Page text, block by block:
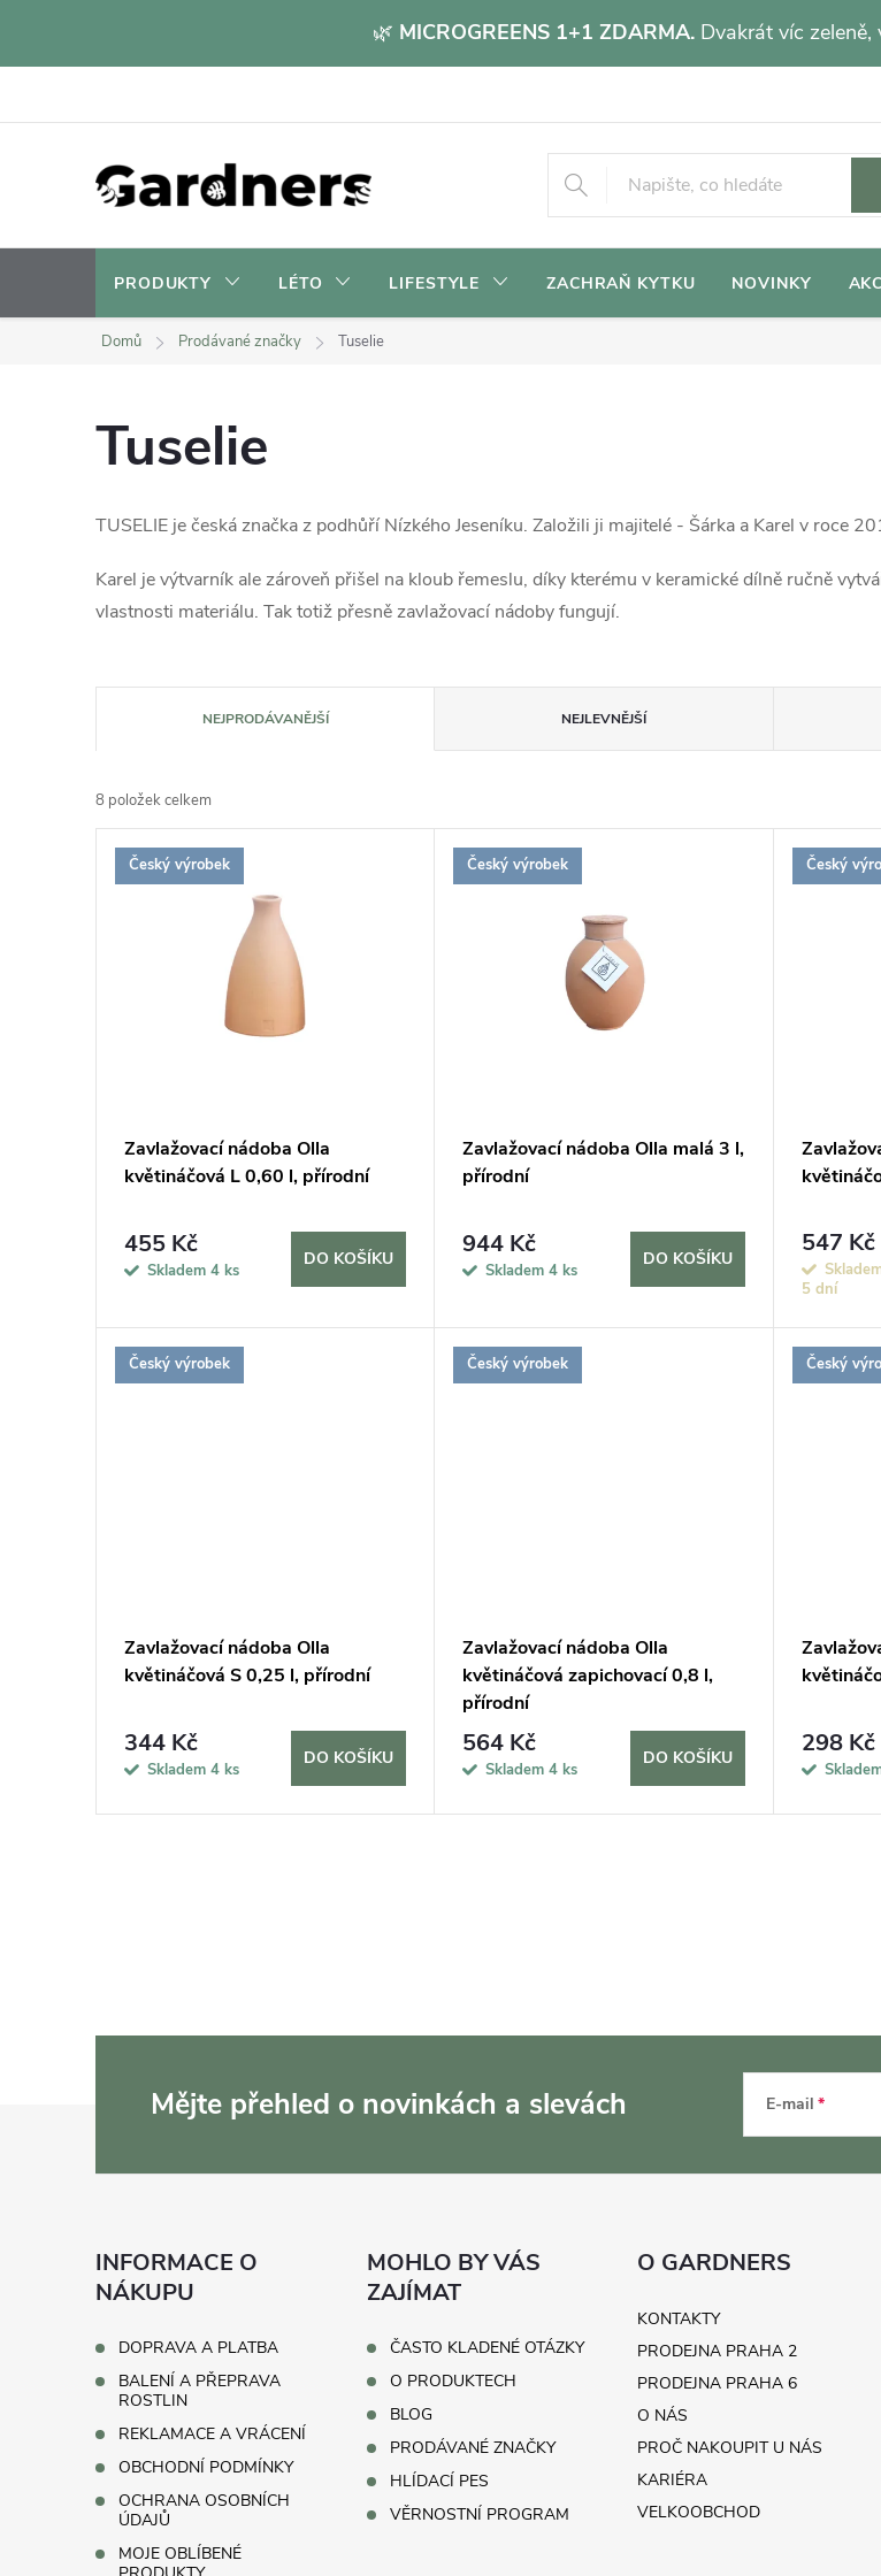
🌿 MICROGREENS 1+1 ZDARMA. Dvakrát víc
PRODUKTY LÉTO LIFESTYLE ZACHRAŇ KYTKU NOVINKY
Domů Prodávané značky Tuselie
Tuselie
TUSELIE je česká značka z podhůří Nízkého Jeseníku. Založili ji majitelé - Šárka a Karel v roce
Karel je výtvarník ale zároveň přišel na kloub řemeslu, díky kterému v keramické dílně ručně
vlastnosti materiálu. Tak totiž přesně zavlažovací nádoby fungují.
a
z
e
k
NEJPRODÁVANĚJŠÍ NEJLEVNĚJŠÍ
8 položek celkem
V
d
u
Český výrobek
Zavlažovací nádoba Olla
květináčová L 0,60 l, přírodní
455 Kč
Skladem 4 ks
DO KOŠÍKU
Český výrobek
Zavlažovací nádoba Olla malá 3 l,
přírodní
944 Kč
Skladem4 ks
DO KOŠÍKU
Český
547 Kč
5 dní
Český výrobek
Zavlažovací nádoba Olla
květináčová S 0,25 l, přírodní
344 Kč
Skladem 4 ks
DO KOŠÍKU
Český výrobek
Zavlažovací nádoba Olla
květináčová zapichovací 0,8 l,
přírodní
564 Kč
Skladem4 ks
DO KOŠÍKU
Český
298 Kč
á
c
p
r
v
y
v
ý
Mějte přehled o novinkách a slevách E-mail
INFORMACE O
NÁKUPU
DOPRAVA A PLATBA
BALENÍ A PŘEPRAVA
ROSTLIN
REKLAMACE A VRÁCENÍ
OBCHODNÍ PODMÍNKY
OCHRANA OSOBNÍCH
ÚDAJŮ
MOJE OBLÍBENÉ
MOHLO BY VÁS
ZAJÍMAT
ČASTO KLADENÉ OTÁZKY
O PRODUKTECH
BLOG
PRODÁVANÉ ZNAČKY
HLÍDACÍ PES
VĚRNOSTNÍ PROGRAM
O GARDNERS
KONTAKTY
PRODEJNA PRAHA 2
PRODEJNA PRAHA 6
O NÁS
PROČ NAKOUPIT U NÁS
KARIÉRA
VELKOOBCHOD